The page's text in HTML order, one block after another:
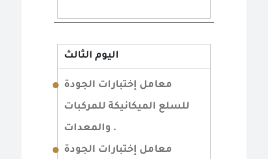
معامل إختبارات الجودة
للسلع الميكانيكة للمركبات
والمعدات .
معامل إختبارات الجودة